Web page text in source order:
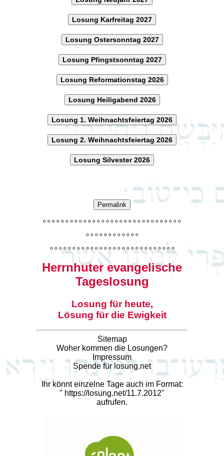
Losung Karfreitag 2027
Losung Ostersonntag 2027
Losung Pfingstsonntag 2027
Losung Reformationstag 2026
Losung Heiligabend 2026
Losung 1. Weihnachtsfeiertag 2026
Losung 2. Weihnachtsfeiertag 2026
Losung Silvester 2026
Permalink
o o o o o o o o o o o o o o o o o o o o o o o o o o o o o o o
o o o o o o o o o o o o
o o o o o o o o o o o o o o o o o o o o o o o o o o o o
Herrnhuter evangelische
Tageslosung
Losung für heute,
Lösung für die Ewigkeit
Sitemap
Woher kommen die Losungen?
Impressum
Spende für losung.net
Ihr könnt einzelne Tage auch im Format:
" https://losung.net/11.7.2012"
aufrufen.